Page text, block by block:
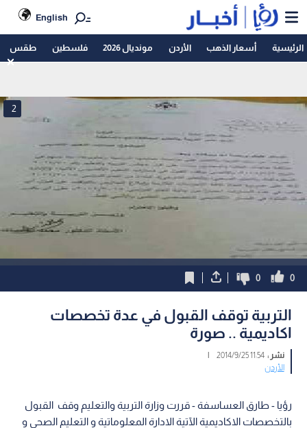
English
الرئيسية أسعار الذهب الأردن مونديال 2026 فلسطين طقس
2
0
0
التربية توقف القبول في عدة تخصصات
اكاديمية .. صورة
نشر :11:54 2014/9/25
|
الأردن
رؤيا - طارق العساسفة - قررت وزارة التربية والتعليم وقف القبول
بالتخصصات الاكاديمية الآتية الادارة المعلوماتية و التعليم الصحي و